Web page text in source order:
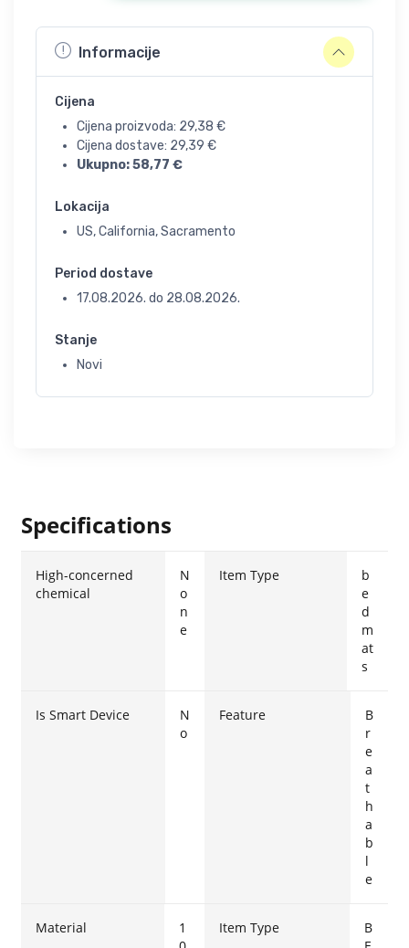
Informacije
Cijena
Cijena proizvoda: 29,38 €
Cijena dostave: 29,39 €
Ukupno:58,77 €
Lokacija
US, California, Sacramento
Period dostave
17.08.2026. do 28.08.2026.
Stanje
Novi